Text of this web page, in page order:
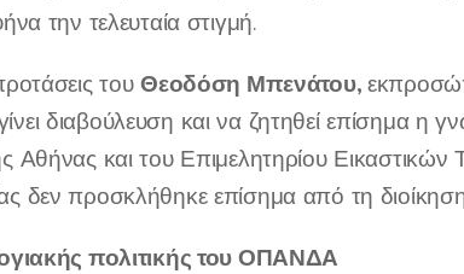
την τελευταία στιγμή.
τουΘεοδόση Μπενάτου,
διαβούλευση και να ζητηθεί επίσημα η
Αθήνας και του Επιμελητηρίου
δεν προσκλήθηκε επίσημα από τη
πολιτικής του ΟΠΑΝΔΑ